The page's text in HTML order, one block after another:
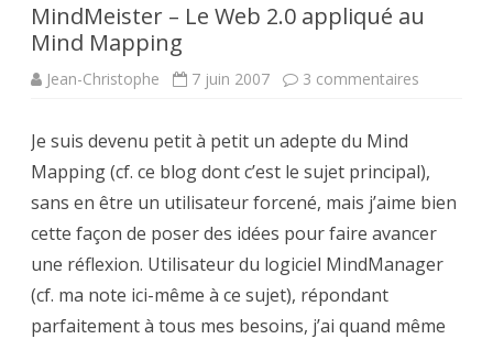
MindMeister – Le Web 2.0 appliqué au
Mind Mapping
Jean-Christophe 7 juin 2007 3 commentaires
appliqué
au
Mind
Mapping
Je suis devenu petit à petit un adepte du Mind
Mapping (cf. ce blog dont c’est le sujet principal),
sans en être un utilisateur forcené, mais j’aime bien
cette façon de poser des idées pour faire avancer
une réflexion. Utilisateur du logiciel MindManager
(cf. ma note ici-même à ce sujet), répondant
parfaitement à tous mes besoins, j’ai quand même